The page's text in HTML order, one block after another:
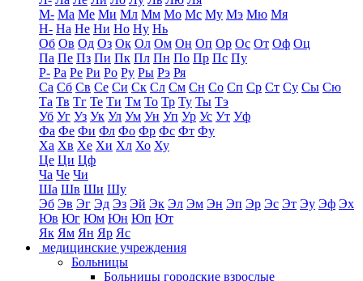
М- Ма Ме Ми Мл Мм Мо Мс Му Мэ Мю Мя
Н- На Не Ни Но Ну Нь
Об Ов Од Оз Ок Ол Ом Он Оп Ор Ос От Оф Оц
Па Пе Пз Пи Пк Пл Пн По Пр Пс Пу
Р- Ра Ре Ри Ро Ру Ры Рэ Ря
Са Сб Св Се Си Ск Сл См Сн Со Сп Ср Ст Су Сы Сю
Та Тв Тг Те Ти Тм То Тр Ту Ты Тэ
Уб Уг Уз Ук Ул Ум Ун Уп Ур Ус Ут Уф
Фа Фе Фи Фл Фо Фр Фс Фт Фу
Ха Хв Хе Хи Хл Хо Ху
Це Ци Цф
Ча Че Чи
Ша Шв Ши Шу
Эб Эв Эг Эд Эз Эй Эк Эл Эм Эн Эп Эр Эс Эт Эу Эф Эх
Юв Юг Юм Юн Юп Ют
Як Ям Ян Яр Яс
медицинские учреждения
Больницы
Больницы городские взрослые